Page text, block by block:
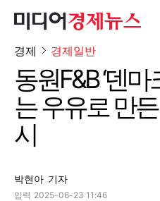
경제 경제일반
동원F&B ‘덴
는 우유로 만
시
박현아 기자
입력 2025-06-23 11:46